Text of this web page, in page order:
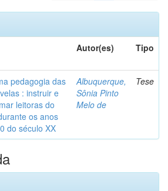
Autor(es) Tipo
pedagogia das
: instruir e
leitoras do
os anos
do século XX
Albuquerque,
Sônia Pinto
Melo de
Tese